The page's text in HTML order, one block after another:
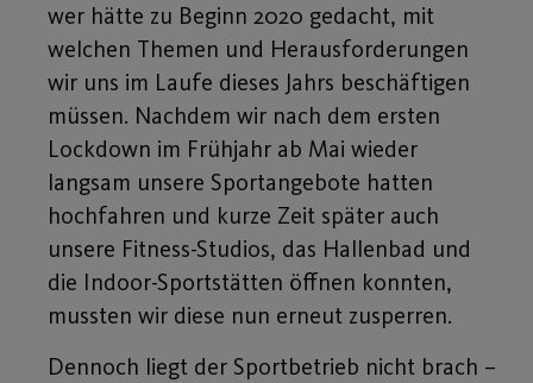
wer hätte zu Beginn 2020 gedacht, mit
welchen Themen und Herausforderungen
wir uns im Laufe dieses Jahrs beschäftigen
müssen. Nachdem wir nach dem ersten
Lockdown im Frühjahr ab Mai wieder
langsam unsere Sportangebote hatten
hochfahren und kurze Zeit später auch
unsere Fitness-Studios, das Hallenbad und
die Indoor-Sportstätten öffnen konnten,
mussten wir diese nun erneut zusperren.
Dennoch liegt der Sportbetrieb nicht brach –